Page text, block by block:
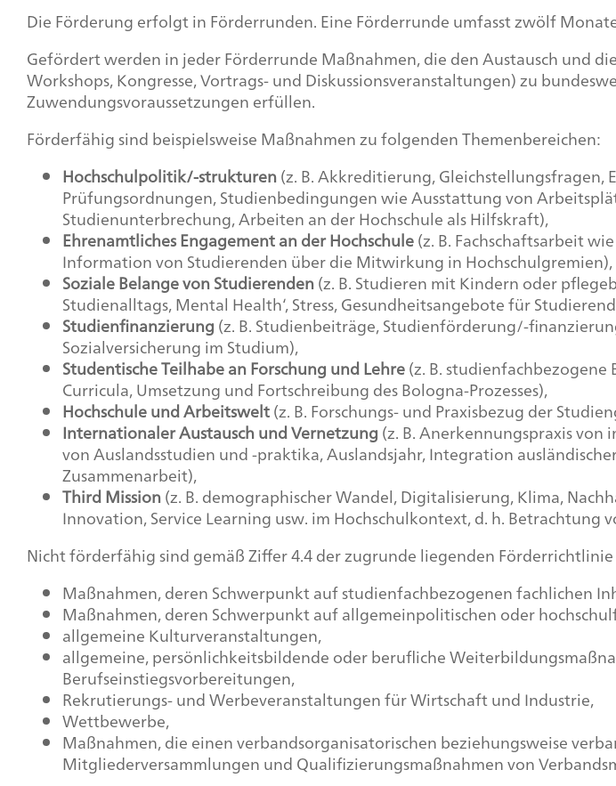
Die Förderung erfolgt in Förderrunden. Eine Förderrunde umfasst zwölf
Gefördert werden in jeder Förderrunde Maßnahmen, die den Austausch und
Workshops, Kongresse, Vortrags- und Diskussionsveranstaltungen) zu
Zuwendungsvoraussetzungen erfüllen.
Förderfähig sind beispielsweise Maßnahmen zu folgenden Themenbereichen:
Hochschulpolitik/-strukturen(z. B. Akkreditierung, Gleichstellungsfragen,
Prüfungsordnungen, Studienbedingungen wie Ausstattung von
Studienunterbrechung, Arbeiten an der Hochschule als Hilfskraft),
Ehrenamtliches Engagement an der Hochschule(z. B. Fachschaftsarbeit
Information von Studierenden über die Mitwirkung in Hochschulgremien),
Soziale Belange von Studierenden(z. B. Studieren mit Kindern oder
Studienalltags, Mental Health‘, Stress, Gesundheitsangebote für
Studienfinanzierung(z. B. Studienbeiträge, Studienförderung/-
Sozialversicherung im Studium),
Studentische Teilhabe an Forschung und Lehre(z. B.
Curricula, Umsetzung und Fortschreibung des Bologna-Prozesses),
Hochschule und Arbeitswelt(z. B. Forschungs- und Praxisbezug der
Internationaler Austausch und Vernetzung(z. B. Anerkennungspraxis
von Auslandsstudien und -praktika, Auslandsjahr, Integration
Zusammenarbeit),
Third Mission(z. B. demographischer Wandel, Digitalisierung, Klima,
Innovation, Service Learning usw. im Hochschulkontext, d. h. Betrachtung
Nicht förderfähig sind gemäß Ziffer 4.4 der zugrunde liegenden Förderrichtlinie
Maßnahmen, deren Schwerpunkt auf studienfachbezogenen fachlichen
Maßnahmen, deren Schwerpunkt auf allgemeinpolitischen oder
allgemeine Kulturveranstaltungen,
allgemeine, persönlichkeitsbildende oder berufliche
Berufseinstiegsvorbereitungen,
Rekrutierungs- und Werbeveranstaltungen für Wirtschaft und Industrie,
Wettbewerbe,
Maßnahmen, die einen verbandsorganisatorischen beziehungsweise
Mitgliederversammlungen und Qualifizierungsmaßnahmen von